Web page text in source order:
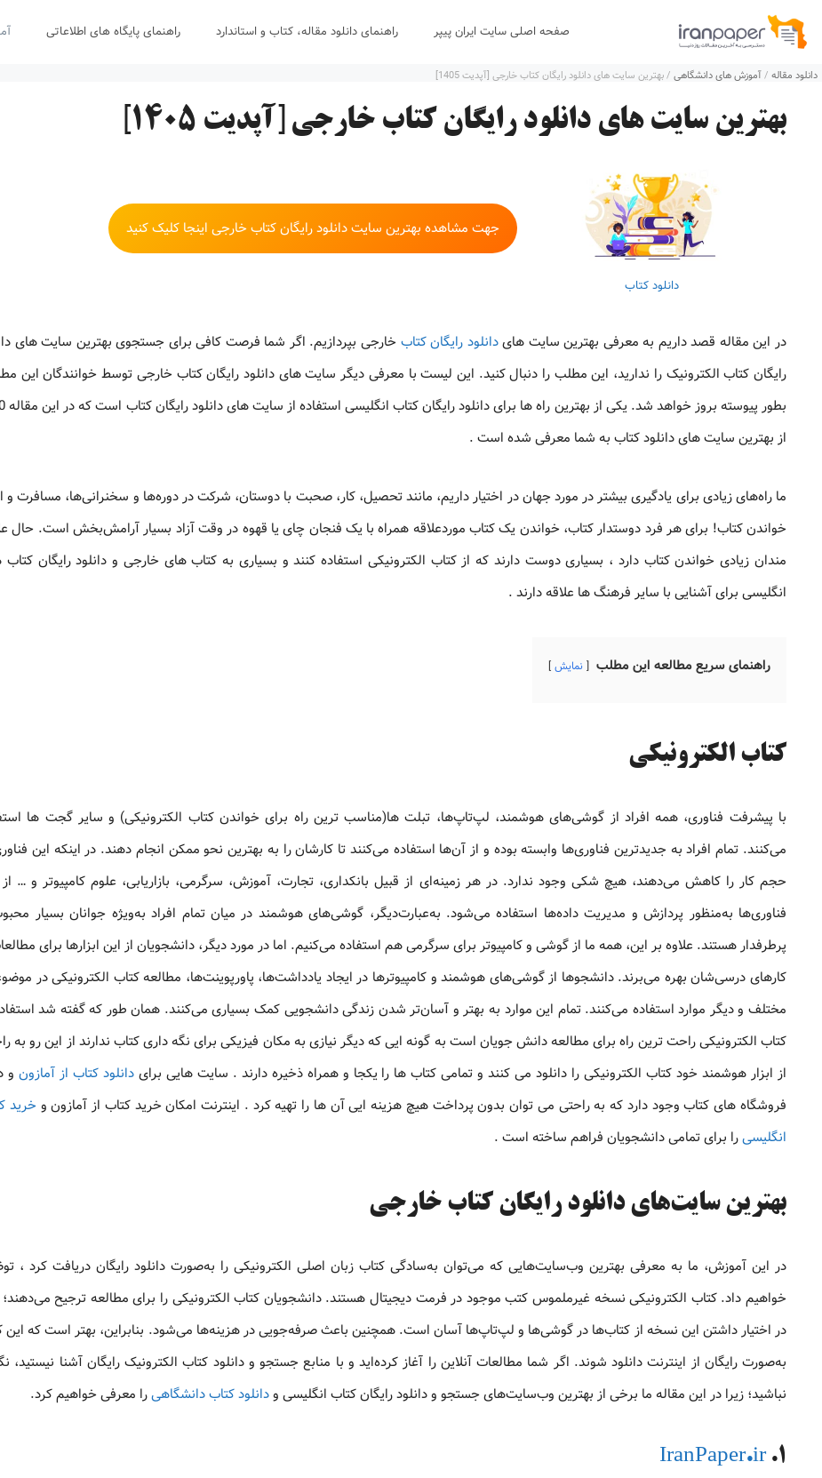
پرش
محتوا
صفحه اصلی سایت ایران پیپر راهنمای دانلود مقاله، کتاب و استاندارد راهنمای پایگاه های اطلاعاتی
دانلود مقاله /آموزش های دانشگاهی /بهترین سایت های دانلود رایگان کتاب خارجی [آپدیت 1405]
بهترین سایت های دانلود رایگان کتاب خارجی [آپدیت 1405]
دانلود کتاب
جهت مشاهده بهترین سایت دانلود رایگان کتاب خارجی اینجا کلیک کنید
در این مقاله قصد داریم به معرفی بهترین سایت هایدانلود رایگان کتاب خارجی بپردازیم. اگر شما فرصت کافی برای جستجوی بهترین سایت های
رایگان کتاب الکترونیک را ندارید، این مطلب را دنبال کنید. این لیست با معرفی دیگر سایت های دانلود رایگان کتاب خارجی توسط خوانندگان این
از بهترین سایت های دانلود کتاب به شما معرفی شده است .
ما راه‌های زیادی برای یادگیری بیشتر در مورد جهان در اختیار داریم، مانند تحصیل، کار، صحبت با دوستان، شرکت در دوره‌ها و سخنرانی‌ها، مسافرت و
خواندن کتاب! برای هر فرد دوستدار کتاب، خواندن یک کتاب موردعلاقه همراه با یک فنجان چای یا قهوه در وقت آزاد بسیار آرامش‌بخش است. حال
مندان زیادی خواندن کتاب دارد ، بسیاری دوست دارند که از کتاب الکترونیکی استفاده کنند و بسیاری به کتاب های خارجی و دانلود رایگان
انگلیسی برای آشنایی با سایر فرهنگ ها علاقه دارند .
راهنمای سریع مطالعه این مطلب نمایش
کتاب الکترونیکی
با پیشرفت فناوری، همه افراد از گوشی‌های هوشمند، لپ‌تاپ‌ها، تبلت ها(مناسب ترین راه برای خواندن کتاب الکترونیکی) و سایر گجت ها
می‌کنند. تمام افراد به جدیدترین فناوری‌ها وابسته بوده و از آن‌ها استفاده می‌کنند تا کارشان را به بهترین نحو ممکن انجام دهند. در اینکه این
حجم کار را کاهش می‌دهند، هیچ شکی وجود ندارد. در هر زمینه‌ای از قبیل بانکداری، تجارت، آموزش، سرگرمی، بازاریابی، علوم کامپیوتر و …
فناوری‌ها به‌منظور پردازش و مدیریت داده‌ها استفاده می‌شود. به‌عبارت‌دیگر، گوشی‌های هوشمند در میان تمام افراد به‌ویژه جوانان بسیار
پرطرفدار هستند. علاوه بر این، همه ما از گوشی و کامپیوتر برای سرگرمی هم استفاده می‌کنیم. اما در مورد دیگر، دانشجویان از این ابزارها برای
کارهای درسی‌شان بهره می‌برند. دانشجوها از گوشی‌های هوشمند و کامپیوترها در ایجاد یادداشت‌ها، پاورپوینت‌ها، مطالعه کتاب الکترونیکی در
مختلف و دیگر موارد استفاده می‌کنند. تمام این موارد به بهتر و آسان‌تر شدن زندگی دانشجویی کمک بسیاری می‌کنند. همان طور که گفته شد
کتاب الکترونیکی راحت ترین راه برای مطالعه دانش جویان است به گونه ایی که دیگر نیازی به مکان فیزیکی برای نگه داری کتاب ندارند از این رو به
از ابزار هوشمند خود کتاب الکترونیکی را دانلود می کنند و تمامی کتاب ها را یکجا و همراه ذخیره دارند . سایت هایی برایدانلود کتاب از آمازون و
فروشگاه های کتاب وجود دارد که به راحتی می توان بدون پرداخت هیچ هزینه ایی آن ها را تهیه کرد . اینترنت امکان خرید کتاب از آمازون وخرید
انگلیسیرا برای تمامی دانشجویان فراهم ساخته است .
بهترین ‌سایت‌های دانلود رایگان کتاب خارجی
در این آموزش، ما به معرفی بهترین وب‌سایت‌هایی که می‌توان به‌سادگی کتاب زبان اصلی الکترونیکی را به‌صورت دانلود رایگان دریافت کرد ،
خواهیم داد. کتاب الکترونیکی نسخه غیرملموس کتب موجود در فرمت دیجیتال هستند. دانشجویان کتاب الکترونیکی را برای مطالعه ترجیح می‌دهند؛
در اختیار داشتن این نسخه از کتاب‌ها در گوشی‌ها و لپ‌تاپ‌ها آسان است. همچنین باعث صرفه‌جویی در هزینه‌ها می‌شود. بنابراین، بهتر است که
به‌صورت رایگان از اینترنت دانلود شوند. اگر شما مطالعات آنلاین را آغاز کرده‌اید و با منابع جستجو و دانلود کتاب الکترونیک رایگان آشنا نیستید،
نباشید؛ زیرا در این مقاله ما برخی از بهترین وب‌سایت‌های جستجو و دانلود رایگان کتاب انگلیسی ودانلود کتاب دانشگاهیرا معرفی خواهیم کرد.
1.
IranPaper.ir